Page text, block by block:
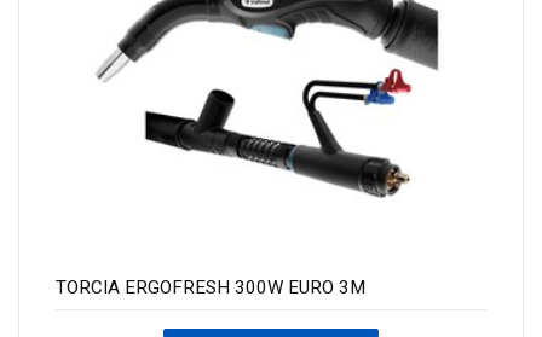
TORCIA ERGOFRESH 300W EURO 3M